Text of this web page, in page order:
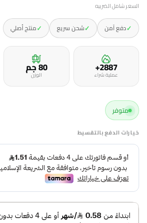
السعر شامل الضريبه
✓دفع آمن ✓شحن سريع ✓منتج أصلي
2887+
عملية شراء 80 جمالوزن
متوفر
خيارات الدفع بالتقسيط